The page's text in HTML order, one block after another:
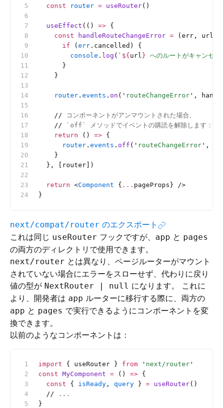
  const
router = useRouter()
  useEffect
(() => {
    const
handleRouteChangeError = (err, url)
      if
( err .cancelled) {
        console
. log ( ` ${ url } へのルートがキャンセル
      }
    }
    router
. events . on ( ' routeChangeError ' ,
    //
コンポーネントがアンマウントされた場合、
    //
`off` メソッドでイベントの購読を解除します：
    return
() => {
      router
. events . off ( ' routeChangeError ' ,
    }
  }, [router])
  return
<Component { ... pageProps} />
}
next/compat/router のエクスポート
これは同じ useRouter フックですが、 app と pages
の両方のディレクトリで使用できます。
next/router とは異なり、ページルーターがマウント
されていない場合にエラーをスローせず、代わりに戻り
値の型が NextRouter | null になります。 これに
より、開発者は app ルーターに移行する際に、両方の
app と pages で実行できるようにコンポーネントを変
換できます。
以前のようなコンポーネントは：
import { useRouter } from ' next/router '
const MyComponent = () => {
  const
{ isReady , query } = useRouter()
  //
...
}